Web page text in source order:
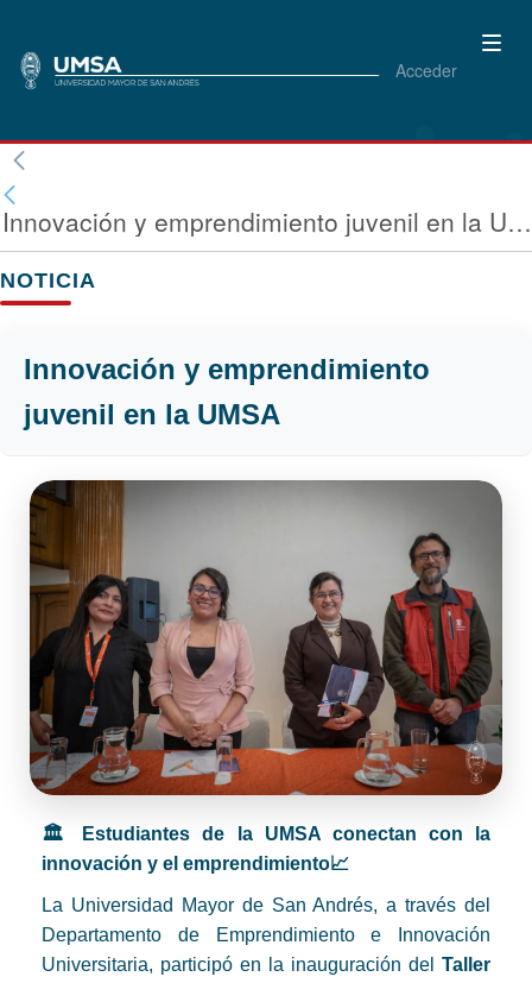
Acceder
Innovación y emprendimiento juvenil en la UMSA
NOTICIA
Innovación y emprendimiento
juvenil en la UMSA
🏛 Estudiantes de la UMSA conectan con la
innovación y el emprendimiento📈
La Universidad Mayor de San Andrés, a través del
Departamento de Emprendimiento e Innovación
Universitaria, participó en la inauguración del Taller